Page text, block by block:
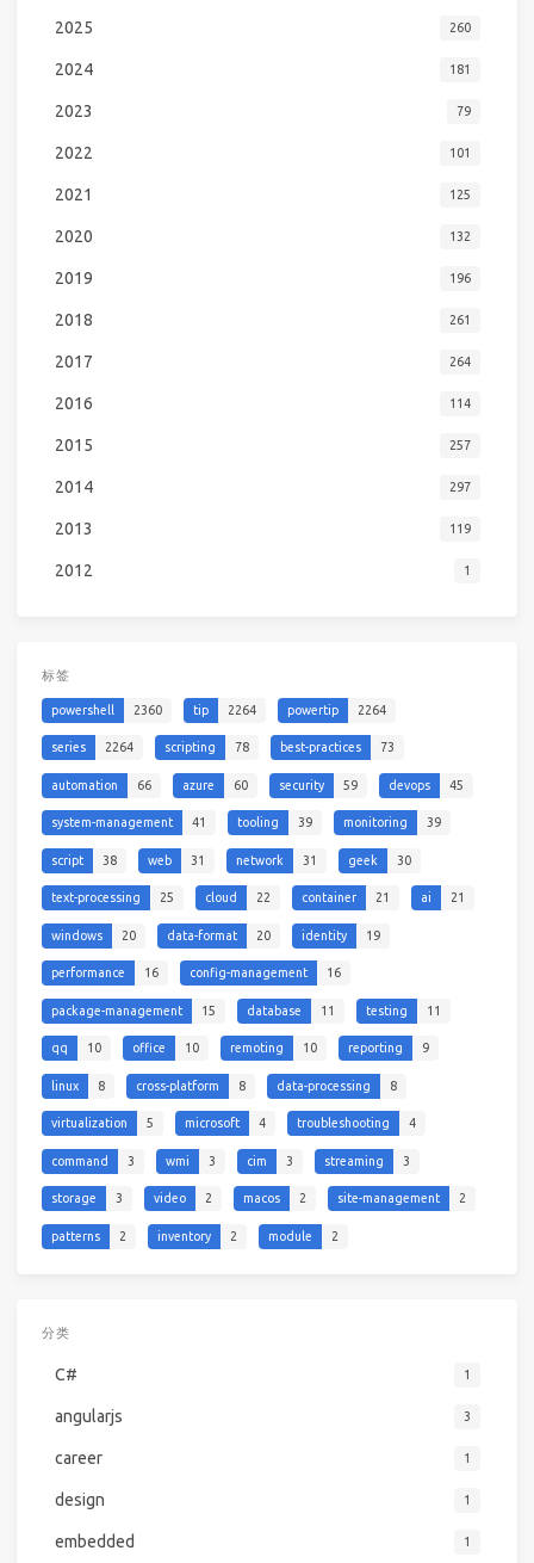
2025 260
2024 181
2023 79
2022 101
2021 125
2020 132
2019 196
2018 261
2017 264
2016 114
2015 257
2014 297
2013 119
2012 1
标签
powershell 2360 tip 2264 powertip 2264
series 2264 scripting 78 best-practices 73
automation 66 azure 60 security 59 devops 45
system-management 41 tooling 39 monitoring 39
script 38 web 31 network 31 geek 30
text-processing 25 cloud 22 container 21 ai 21
windows 20 data-format 20 identity 19
performance 16 config-management 16
package-management 15 database 11 testing 11
qq 10 office 10 remoting 10 reporting 9
linux 8 cross-platform 8 data-processing 8
virtualization 5 microsoft 4 troubleshooting 4
command 3 wmi 3 cim 3 streaming 3
storage 3 video 2 macos 2 site-management 2
patterns 2 inventory 2 module 2
分类
C# 1
angularjs 3
career 1
design 1
embedded 1